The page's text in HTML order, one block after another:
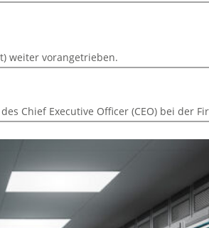
weiter vorangetrieben.
Chief Executive Officer (CEO) bei der